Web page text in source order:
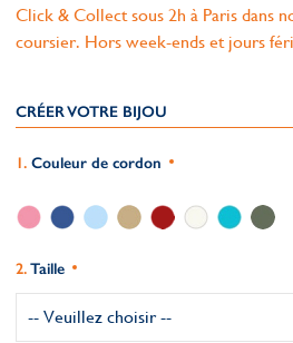
Click & Collect sous 2h à Paris dans
coursier. Hors week-ends et jours
CRÉER VOTRE BIJOU
Couleur de cordon
Taille